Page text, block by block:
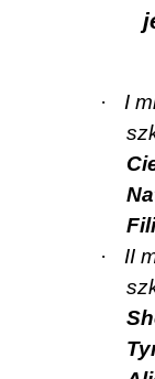
·
I
·
II